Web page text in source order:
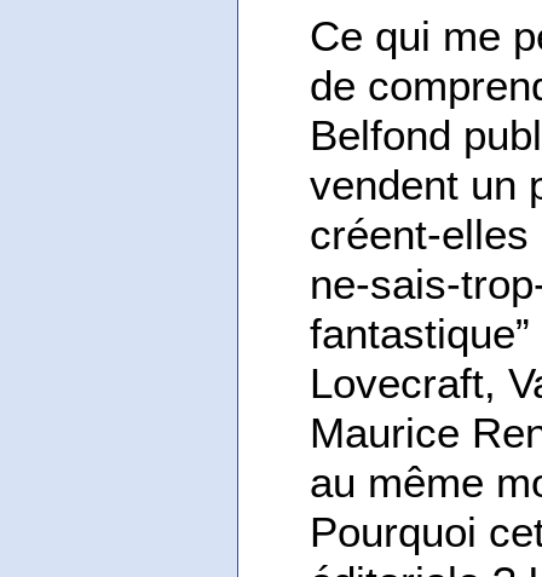
Ce qui me
de
Belfond
vendent un
créent-elles
ne-sais-
Lovecraft,
Maurice
au même
Pourquoi